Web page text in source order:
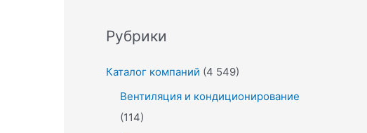
Рубрики
Каталог компаний (4 549)
Вентиляция и кондиционирование
(114)